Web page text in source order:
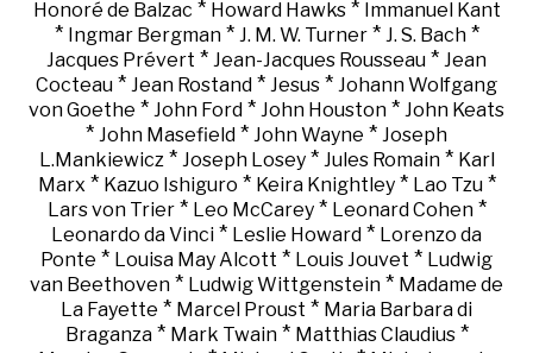
Honoré de Balzac * Howard Hawks* Immanuel Kant
* Ingmar Bergman* J. M. W. Turner* J. S. Bach*
Jacques Prévert * Jean-Jacques Rousseau * Jean
Cocteau * Jean Rostand * Jesus * Johann Wolfgang
von Goethe * John Ford * John Houston * John Keats
* John Masefield * John Wayne * Joseph
L.Mankiewicz* Joseph Losey* Jules Romain* Karl
Marx * Kazuo Ishiguro * Keira Knightley* Lao Tzu*
Lars von Trier* Leo McCarey* Leonard Cohen*
Leonardo da Vinci * Leslie Howard * Lorenzo da
Ponte * Louisa May Alcott * Louis Jouvet * Ludwig
van Beethoven * Ludwig Wittgenstein * Madame de
La Fayette * Marcel Proust * Maria Barbara di
Braganza* Mark Twain* Matthias Claudius*